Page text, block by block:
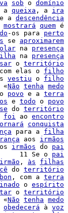
sob o domínio
a queixa , a ira
a descendência
mostrará quem é
-os para perto
se aproximarem
na presença
na presença
o território
elas o filho
vestiu o filho
«Não tenha medo
povo e a terra
e todo o povo
do território
foi ao encontro
conquista
para a filha
aos irmãos
irmãos do pai
11 Se o pai
irmão , às
filhas
do território
, com a terra
o espírito
o território
«Não tenha medo
obedecerá à voz